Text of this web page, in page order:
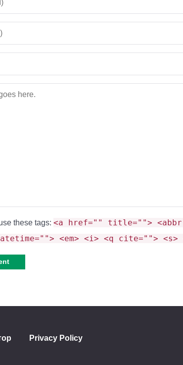
мира активируйте аддон в разделе
мода
и улучшения
these tags: <a href="" title="">
<em> <i> <q cite="">
Privacy Policy